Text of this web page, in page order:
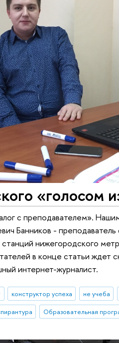
«голосом
с преподавателем».
Банников - преподаватель
нижегородского
в конце статьи ждет
интернет-журналист.
конструктор успеха не учеба